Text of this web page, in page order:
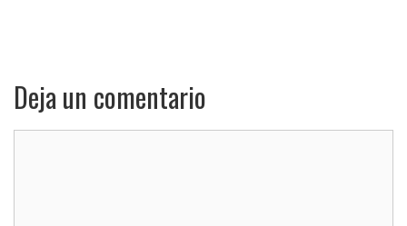
Deja un comentario